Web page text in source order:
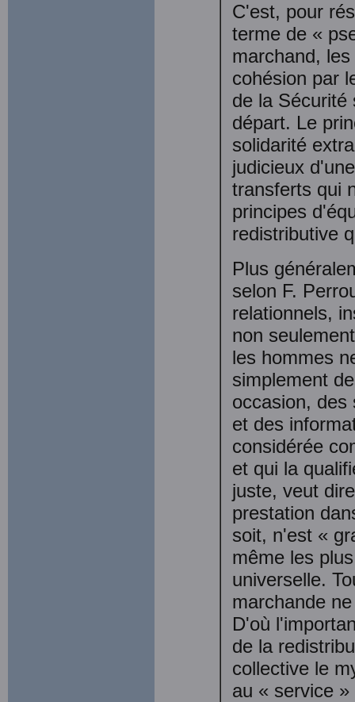
C'est, pour
terme de «
marchand,
cohésion par
de la Sécurité
départ. Le
solidarité
judicieux
transferts qui
principes
redistributive
Plus
selon F.
relationnels,
non
les hommes
simplement
occasion, des
et des
considérée
et qui la
juste, veut
prestation
soit, n'est «
même les
universelle.
marchande
D'où
de la
collective le
au « service